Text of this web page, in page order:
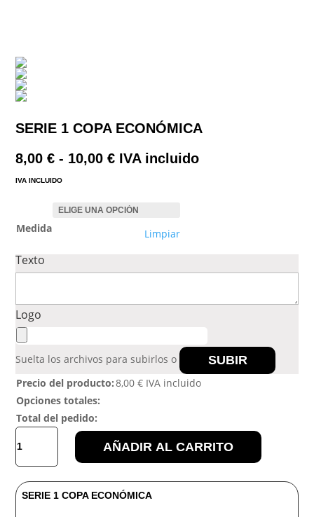
SERIE 1 COPA ECONÓMICA
8,00€ - 10,00€Rango
desde
hasta
IVA incluido
IVA INCLUIDO
Medida Limpiar
Texto
Logo
Suelta los archivos para subirlos o SUBIR
Precio del producto:8,00€ IVA incluido
Opciones totales:
Total del pedido:
1
COPA
ECONÓMICA
cantidad
AÑADIR AL CARRITO
SERIE 1 COPA ECONÓMICA